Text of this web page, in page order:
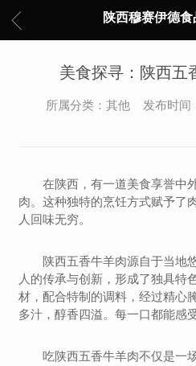
陕西穆赛伊德食
美食探寻：陕西五
所属分类：其他 发布时间
在陕西，有一道美食享誉中
肉。这种独特的烹饪方式赋予了
人回味无穷。
陕西五香牛羊肉源自于当地
人的传承与创新，形成了独具特
材，配合特制的调料，经过精心
多汁，醇香四溢。每一口都能感
吃陕西五香牛羊肉不仅是一